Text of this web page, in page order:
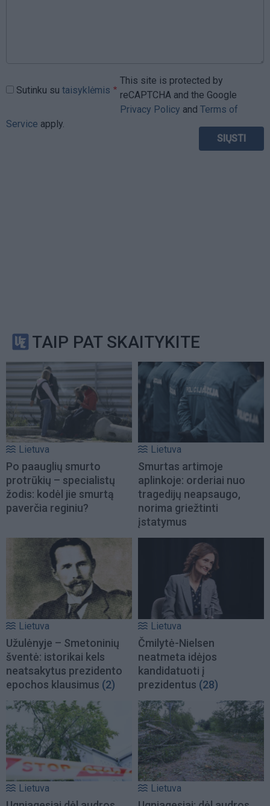
Sutinku su taisyklėmis
This site is protected by
reCAPTCHA and the Google
Privacy Policy and Terms of
Service apply.
TAIP PAT SKAITYKITE
Lietuva
Po paauglių smurto
protrūkių – specialistų
žodis: kodėl jie smurtą
paverčia reginiu?
Lietuva
Smurtas artimoje
aplinkoje: orderiai nuo
tragedijų neapsaugo,
norima griežtinti
įstatymus
Lietuva
Užulėnyje – Smetoninių
šventė: istorikai kels
neatsakytus prezidento
epochos klausimus (2)
Lietuva
Čmilytė-Nielsen
neatmeta idėjos
kandidatuoti į
prezidentus (28)
Lietuva Lietuva